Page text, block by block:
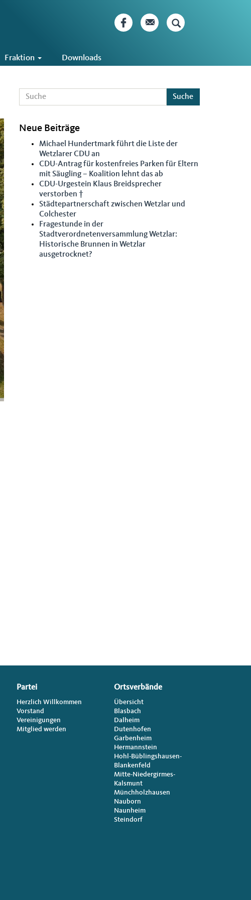
Fraktion Downloads
Suche
Neue Beiträge
Michael Hundertmark führt die Liste der
Wetzlarer CDU an
CDU-Antrag für kostenfreies Parken für Eltern
mit Säugling – Koalition lehnt das ab
CDU-Urgestein Klaus Breidsprecher
verstorben †
Städtepartnerschaft zwischen Wetzlar und
Colchester
Fragestunde in der
Stadtverordnetenversammlung Wetzlar:
Historische Brunnen in Wetzlar
ausgetrocknet?
Partei
Herzlich Willkommen
Vorstand
Vereinigungen
Mitglied werden
Ortsverbände
Übersicht
Blasbach
Dalheim
Dutenhofen
Garbenheim
Hermannstein
Hohl-Büblingshausen-
Blankenfeld
Mitte-Niedergirmes-
Kalsmunt
Münchholzhausen
Nauborn
Naunheim
Steindorf